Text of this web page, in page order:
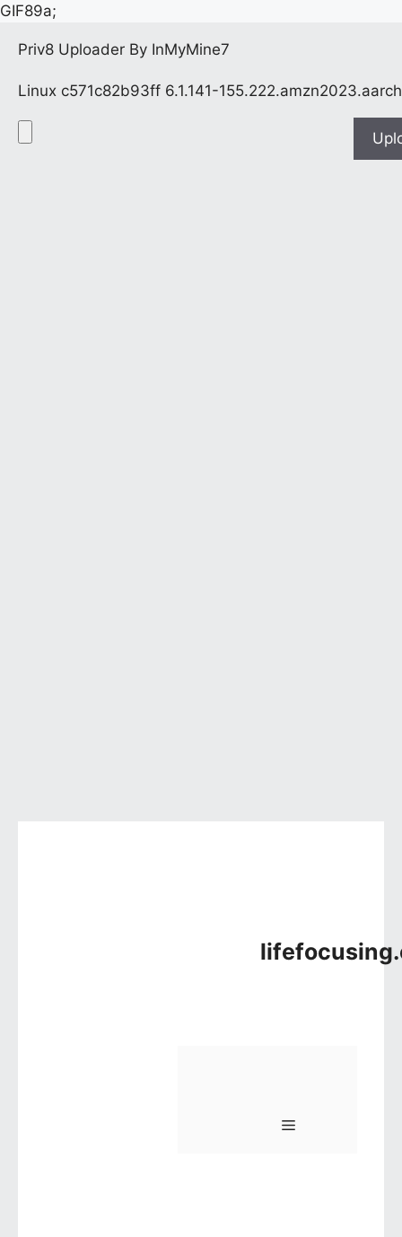
GIF89a;
Priv8 Uploader By InMyMine7
메뉴